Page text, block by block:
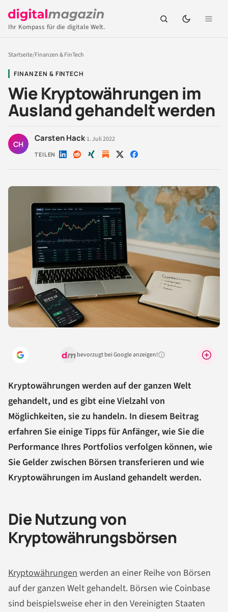
Ihr Kompass für die digitale Welt.
Startseite/Finanzen & FinTech
FINANZEN & FINTECH
Wie Kryptowährungen im
Ausland gehandelt werden
CH
Carsten Hack·1. Juli 2022
TEILEN Auf Auf Auf Auf Auf
bevorzugt bei Google anzeigen!Warum lohnt sich das?
Kryptowährungen werden auf der ganzen Welt
gehandelt, und es gibt eine Vielzahl von
Möglichkeiten, sie zu handeln. In diesem Beitrag
erfahren Sie einige Tipps für Anfänger, wie Sie die
Performance Ihres Portfolios verfolgen können, wie
Sie Gelder zwischen Börsen transferieren und wie
Kryptowährungen im Ausland gehandelt werden.
Die Nutzung von
Kryptowährungsbörsen
Kryptowährungenwerden an einer Reihe von Börsen
auf der ganzen Welt gehandelt. Börsen wie Coinbase
sind beispielsweise eher in den Vereinigten Staaten